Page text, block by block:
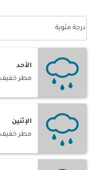
درجة مئوية
الأحد
مطر خفيف
الإثنين
مطر خفيف